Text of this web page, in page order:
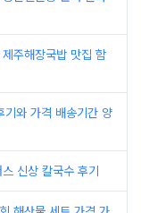
주해장국밥 맛집 함
기와 가격 배송기간 양
신상 칼국수 후기